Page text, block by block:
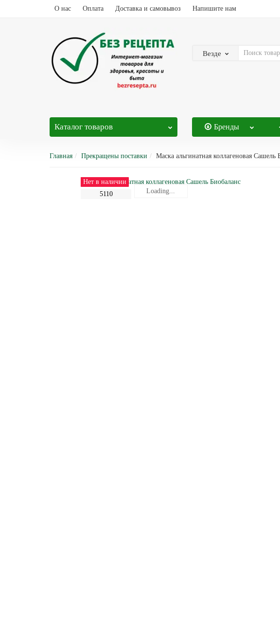
О нас Оплата Доставка и самовывоз Напишите нам
Везде
Каталог товаров Бренды
Главная Прекращены поставки Маска альгинатная коллагеновая Сашель
Нет в наличии
5110
Loading...
Loading...